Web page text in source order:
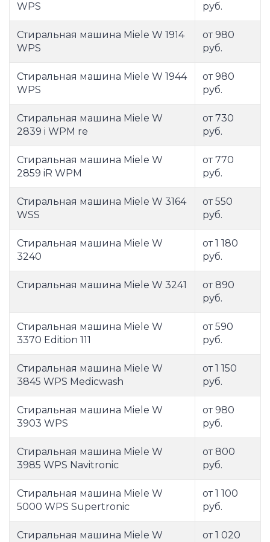
WPS
руб.
Стиральная машина Miele W 1914
WPS
от 980
руб.
Стиральная машина Miele W 1944
WPS
от 980
руб.
Стиральная машина Miele W
2839 i WPM re
от 730
руб.
Стиральная машина Miele W
2859 iR WPM
от 770
руб.
Стиральная машина Miele W 3164
WSS
от 550
руб.
Стиральная машина Miele W
3240
от 1 180
руб.
Стиральная машина Miele W 3241
от 890
руб.
Стиральная машина Miele W
3370 Edition 111
от 590
руб.
Стиральная машина Miele W
3845 WPS Medicwash
от 1 150
руб.
Стиральная машина Miele W
3903 WPS
от 980
руб.
Стиральная машина Miele W
3985 WPS Navitronic
от 800
руб.
Стиральная машина Miele W
5000 WPS Supertronic
от 1 100
руб.
Стиральная машина Miele W
от 1 020